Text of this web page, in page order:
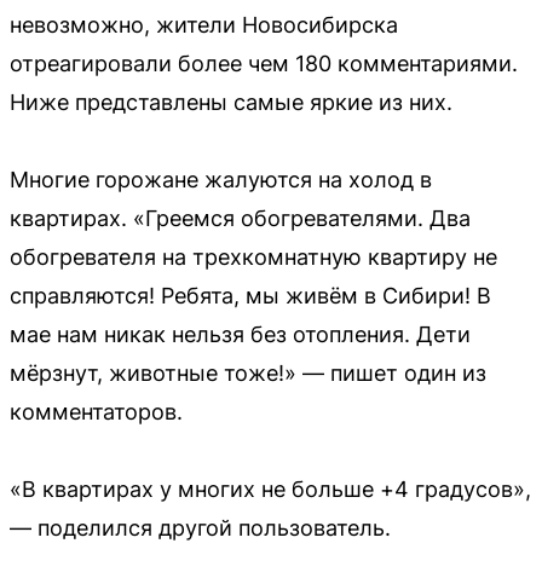
невозможно, жители Новосибирска
отреагировали более чем 180 комментариями.
Ниже представлены самые яркие из них.
Многие горожане жалуются на холод в
квартирах. «Греемся обогревателями. Два
обогревателя на трехкомнатную квартиру не
справляются! Ребята, мы живём в Сибири! В
мае нам никак нельзя без отопления. Дети
мёрзнут, животные тоже!» — пишет один из
комментаторов.
«В квартирах у многих не больше +4 градусов»,
— поделился другой пользователь.